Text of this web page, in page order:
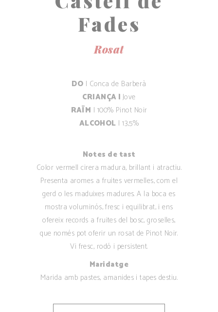
Fades
Rosat
DO | Conca de Barberà
CRIANÇA | Jove
RAÏM | 100% Pinot Noir
ALCOHOL | 13,5%
Notes de tast
Color vermell cirera madura, brillant i atractiu.
Presenta aromes a fruites vermelles, com el
gerd o les maduixes madures. A la boca es
mostra voluminós, fresc i equilibrat, i ens
ofereix records a fruites del bosc, groselles,
que només pot oferir un rosat de Pinot Noir.
Vi fresc, rodó i persistent.
Maridatge
Marida amb pastes, amanides i tapes destiu.